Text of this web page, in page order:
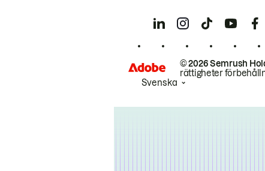
© 2026 Semrush
rättigheter
Svenska